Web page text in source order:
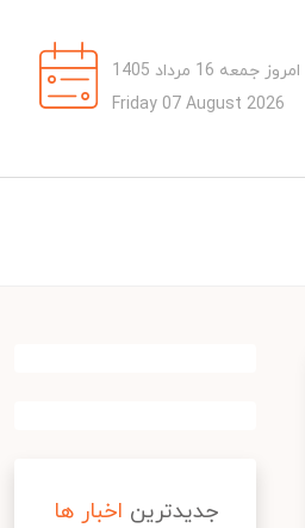
امروز جمعه 16 مرداد 1405
Friday 07 August 2026
جدیدترین اخبار ها